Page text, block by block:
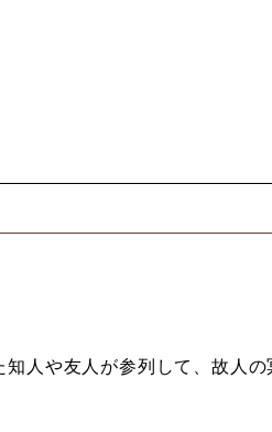
人や友人が参列して、故人の